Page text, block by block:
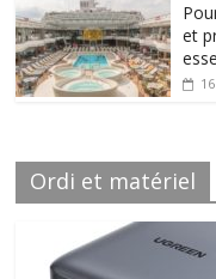
et
Ordi et matériel